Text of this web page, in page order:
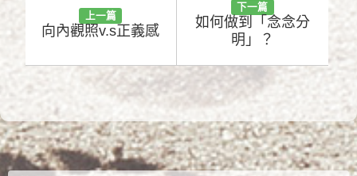
上一篇
向內觀照v.s正義感
下一篇
如何做到「念念分
明」？